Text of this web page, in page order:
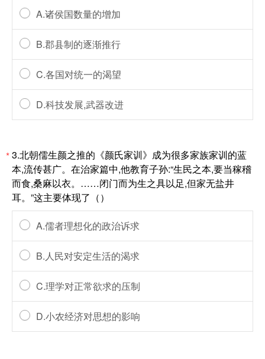
A.诸侯国数量的增加
B.郡县制的逐渐推行
C.各国对统一的渴望
D.科技发展,武器改进
*3.北朝儒生颜之推的《颜氏家训》成为很多家族家训的蓝
本,流传甚广。在治家篇中,他教育子孙:“生民之本,要当稼稽
而食,桑麻以衣。……闭门而为生之具以足,但家无盐井
耳。”这主要体现了（）
A.儒者理想化的政治诉求
B.人民对安定生活的渴求
C.理学对正常欲求的压制
D.小农经济对思想的影响